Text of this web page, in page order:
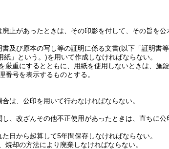
止があったときは、その印影を付して、その旨を公
及び原本の写し等の証明に係る文書(以下「証明書
紙」という。)を用いて作成しなければならない。
厳重にするとともに、用紙を使用しないときは、施
号を表示するものとする。
は、公印を用いて行わなければならない。
、改ざんその他不正使用があったときは、直ちに公
日から起算して5年間保存しなければならない。
焼却の方法により廃棄しなければならない。